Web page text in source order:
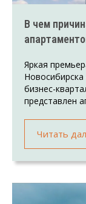
В чем
Яркая
бизнес-
представлен
Читать